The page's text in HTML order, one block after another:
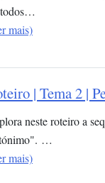
mais)
| Tema 2 |
neste roteiro a
…
mais)